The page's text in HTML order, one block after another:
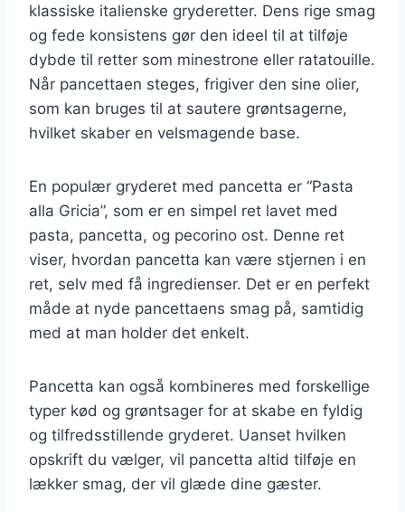
klassiske italienske gryderetter. Dens rige smag
og fede konsistens gør den ideel til at tilføje
dybde til retter som minestrone eller ratatouille.
Når pancettaen steges, frigiver den sine olier,
som kan bruges til at sautere grøntsagerne,
hvilket skaber en velsmagende base.
En populær gryderet med pancetta er “Pasta
alla Gricia”, som er en simpel ret lavet med
pasta, pancetta, og pecorino ost. Denne ret
viser, hvordan pancetta kan være stjernen i en
ret, selv med få ingredienser. Det er en perfekt
måde at nyde pancettaens smag på, samtidig
med at man holder det enkelt.
Pancetta kan også kombineres med forskellige
typer kød og grøntsager for at skabe en fyldig
og tilfredsstillende gryderet. Uanset hvilken
opskrift du vælger, vil pancetta altid tilføje en
lækker smag, der vil glæde dine gæster.